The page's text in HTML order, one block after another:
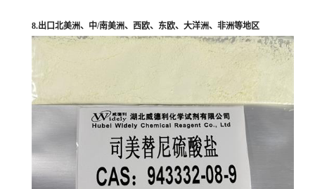
8.出口北美洲、中/南美洲、西欧、东欧、大洋洲、非洲等地区